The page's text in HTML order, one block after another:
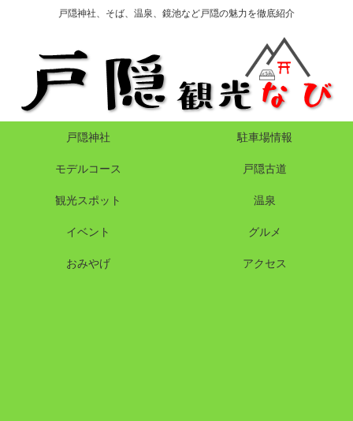
戸隠神社、そば、温泉、鏡池など戸隠の魅力を徹底紹介
戸隠神社 駐車場情報
モデルコース 戸隠古道
観光スポット 温泉
イベント グルメ
おみやげ アクセス